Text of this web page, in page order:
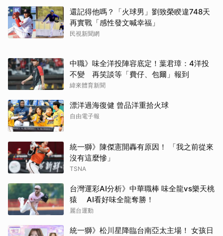
還記得他嗎？「火球男」劉致榮睽違748天
再實戰「感性發文喊幸福」
民視新聞網
中職》味全洋投陣容底定！葉君璋：4洋投
不變 再笑談等「費仔、包爾」報到
緯來體育新聞
漂洋過海復健 曾品洋重拾火球
自由電子報
統一獅》陳傑憲開轟有原因！ 「我之前從來
沒有這麼慘」
TSNA
台灣運彩AI分析》中華職棒 味全龍vs樂天桃
猿 AI看好味全龍奪勝！
麗台運動
統一獅》松川星降臨台南亞太主場！ 女孩日